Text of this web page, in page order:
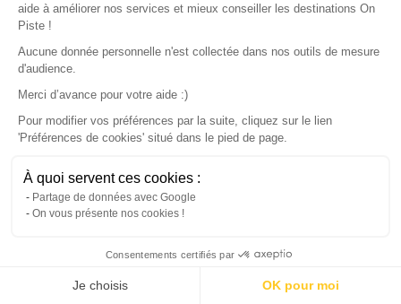
Continue with the app
v. 1.45.0
aide à améliorer nos services et mieux conseiller les destinations On
Piste !
Aucune donnée personnelle n'est collectée dans nos outils de mesure
d'audience.
Merci d’avance pour votre aide :)
Pour modifier vos préférences par la suite, cliquez sur le lien
'Préférences de cookies' situé dans le pied de page.
À quoi servent ces cookies :
Partage de données avec Google
On vous présente nos cookies !
Consentements certifiés par
Je choisis OK pour moi